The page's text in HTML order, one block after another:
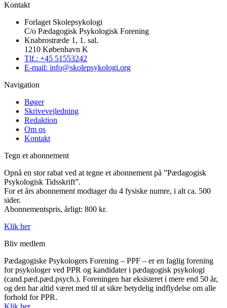
Kontakt
Forlaget Skolepsykologi
C/o Pædagogisk Psykologisk Forening
Knabrostræde 1, 1. sal.
1210 København K
Tlf.: +45 51553242
E-mail: info@skolepsykologi.org
Navigation
Bøger
Skrivevejledning
Redaktion
Om os
Kontakt
Tegn et abonnement
Opnå en stor rabat ved at tegne et abonnement på ”Pædagogisk
Psykologisk Tidsskrift”.
For et års abonnement modtager du 4 fysiske numre, i alt ca. 500
sider.
Abonnementspris, årligt: 800 kr.
Klik her
Bliv medlem
Pædagogiske Psykologers Forening – PPF – er en faglig forening
for psykologer ved PPR og kandidater i pædagogisk psykologi
(cand.pæd.pæd.psych.). Foreningen har eksisteret i mere end 50 år,
og den har altid været med til at sikre betydelig indflydelse om alle
forhold for PPR.